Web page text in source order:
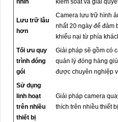
nhìn
kiểm soát và giải
Lưu trữ lâu
hơn
Camera lưu trữ hình
nhất 20 ngày để đảm
khiếu nại từ phía
Tối ưu quy
trình đóng
gói
Giải pháp sẽ gồm có
quản lý đóng hàng
được chuyên nghiệp
Sử dụng
linh hoạt
trên nhiều
thiết bị
Giải pháp camera
thích trên nhiều thiết